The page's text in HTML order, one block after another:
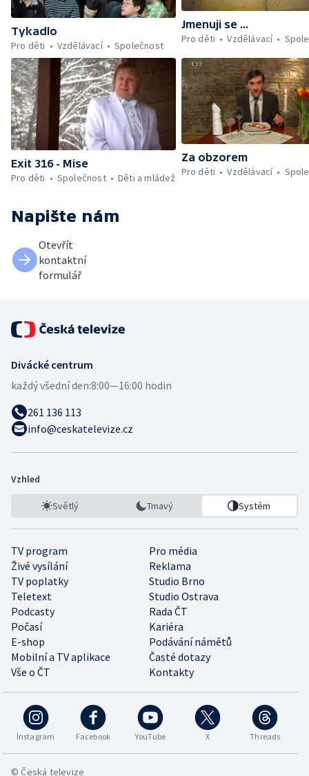
Tykadlo
Pro děti
Vzdělávací Společnost
Jmenuji se ...
Pro děti
Vzdělávací
Exit 316 - Mise
Pro děti
Společnost Děti a mládež
Za obzorem
Pro děti
Vzdělávací
Napište nám
Otevřít
kontaktní
formulář
Divácké centrum
každý všední den:8:00—16:00 hodin
261 136 113
info@ceskatelevize.cz
Vzhled
Světlý Tmavý Systém
TV program
Pro média
Živé vysílání
Reklama
TV poplatky
Studio Brno
Teletext
Studio Ostrava
Podcasty
Rada ČT
Počasí
Kariéra
E-shop
Podávání námětů
Mobilní a TV aplikace
Časté dotazy
Vše o ČT
Kontakty
Instagram Facebook YouTube X Threads
© Česká televize